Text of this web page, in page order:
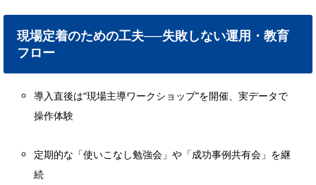
現場定着のための工夫──失敗しない運用・教育
フロー
導入直後は“現場主導ワークショップ”を開催、実データで
操作体験
定期的な「使いこなし勉強会」や「成功事例共有会」を継
続